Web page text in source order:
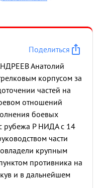
Поделиться
Анатолий
корпусом за
частей на
отношений
боевых
рубежа Р НИДА с 14
части
крупным
противника на
и в дальнейшем